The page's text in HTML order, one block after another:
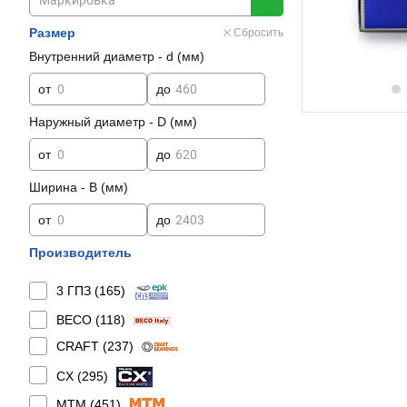
Размер Сбросить
Внутренний диаметр - d (мм)
от до
Наружный диаметр - D (мм)
от до
Ширина - B (мм)
от до
Производитель
3 ГПЗ (165)
BECO (118)
CRAFT (237)
CX (295)